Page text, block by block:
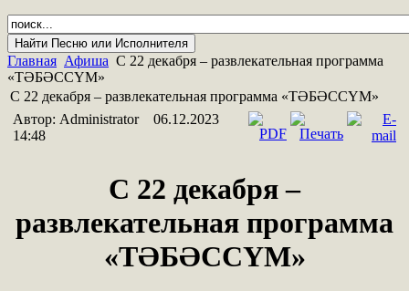
Главная Афиша С 22 декабря – развлекательная программа
«ТӘБӘССҮМ»
С 22 декабря – развлекательная программа «ТӘБӘССҮМ»
Автор: Administrator
06.12.2023
14:48
С 22 декабря –
развлекательная программа
«ТӘБӘССҮМ»